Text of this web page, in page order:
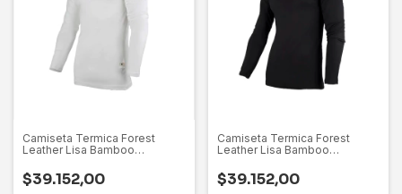
Camiseta Termica Forest
Leather Lisa Bamboo
$39.152,00
Camiseta Termica Forest
Leather Lisa Bamboo
$39.152,00